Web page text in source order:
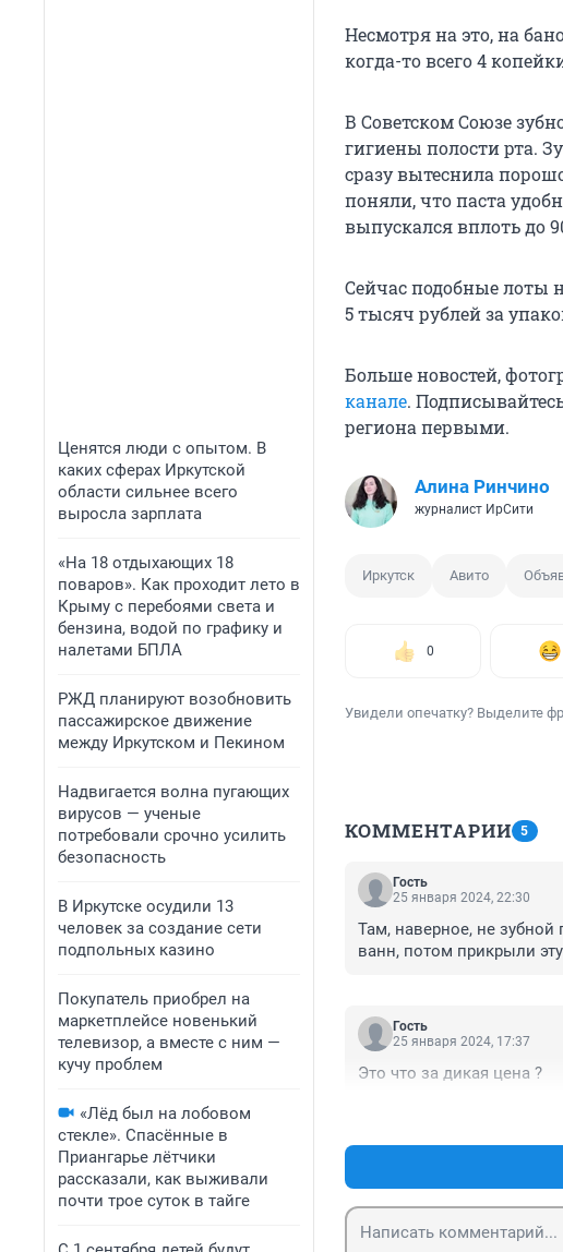
Ценятся люди с опытом. В
каких сферах Иркутской
области сильнее всего
выросла зарплата
«На 18 отдыхающих 18
поваров». Как проходит лето в
Крыму с перебоями света и
бензина, водой по графику и
налетами БПЛА
РЖД планируют возобновить
пассажирское движение
между Иркутском и Пекином
Надвигается волна пугающих
вирусов — ученые
потребовали срочно усилить
безопасность
В Иркутске осудили 13
человек за создание сети
подпольных казино
Покупатель приобрел на
маркетплейсе новенький
телевизор, а вместе с ним —
кучу проблем
«Лёд был на лобовом
стекле». Спасённые в
Приангарье лётчики
рассказали, как выживали
почти трое суток в тайге
Несмотря на это, на
когда-то всего 4
В Советском Союзе
гигиены полости рта.
сразу вытеснила
поняли, что паста
выпускался вплоть до
Сейчас подобные лоты
5 тысяч рублей за
Больше новостей,
канале.
региона первыми.
Алина Ринчино
журналист ИрСити
Иркутск Авито
0
Увидели опечатку? Выделите
КОММЕНТАРИИ 5
Гость
25 января 2024, 22:30
Там, наверное, не
ванн, потом прикрыли
Гость
25 января 2024, 17:37
Это что за дикая цена ?